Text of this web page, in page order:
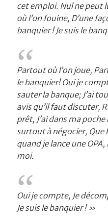
cet emploi. Nul ne peut
où l’on fouine, D’une
banquier ! Je suis le
Partout où l’on joue,
le banquier! Oui je
sauter la banque; J’ai
avis qu’il faut discuter,
prêt, J’ai dans ma
surtout à négocier, Que
quand je lance une
moi.
Oui je compte, Je
Je suis le banquier ! »